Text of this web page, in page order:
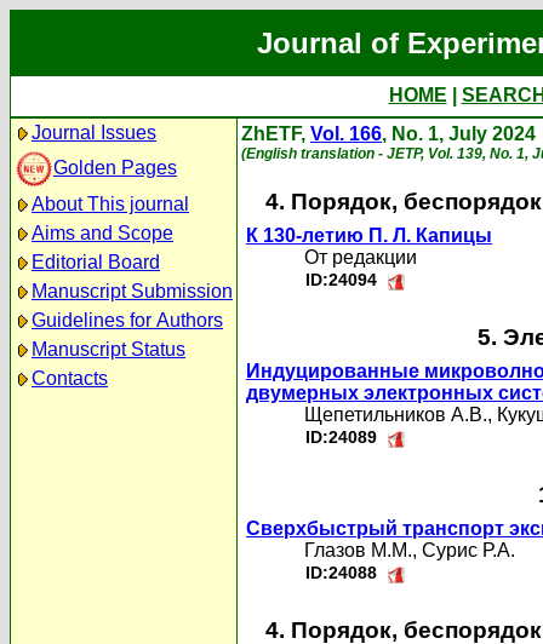
Journal of
HOME
Journal Issues
Golden Pages
About This journal
Aims and Scope
Editorial Board
Manuscript Submission
Guidelines for Authors
Manuscript Status
Contacts
ZhETF, Vol. 166, No. 1, July 2024
(English translation - JETP, Vol. 139, No. 1,
4. Порядок,
К 130-летию П. Л. Капицы
От редакции
ID:24094
5.
Индуцированные
двумерных электронных
Щепетильников А.В.,
ID:24089
Сверхбыстрый транспорт
Глазов М.М., Сурис Р.А.
ID:24088
4. Порядок,